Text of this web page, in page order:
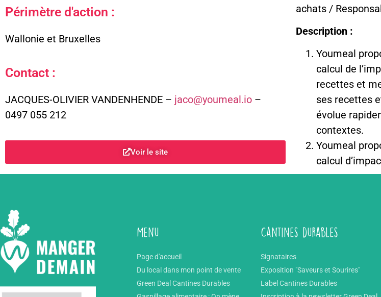
Périmètre d'action :
Wallonie et Bruxelles
Contact :
JACQUES-OLIVIER VANDENHENDE – jaco@youmeal.io –
0497 055 212
Voir le site
achats /
Description :
Youmeal
calcul de
recettes et
ses recettes
évolue
contextes.
Youmeal
calcul
Menu
Page d'accueil
Du local dans mon point de vente
Green Deal Cantines Durables
Cantines durables
Signataires
Exposition "Saveurs et Sourires"
Label Cantines Durables